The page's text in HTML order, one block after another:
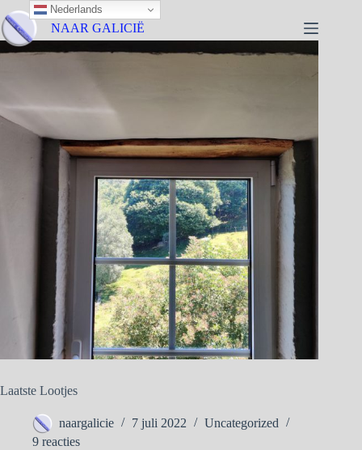
NAAR GALICIË
Laatste Lootjes
naargalicie 7 juli 2022
Uncategorized
9 reacties
Nederlands